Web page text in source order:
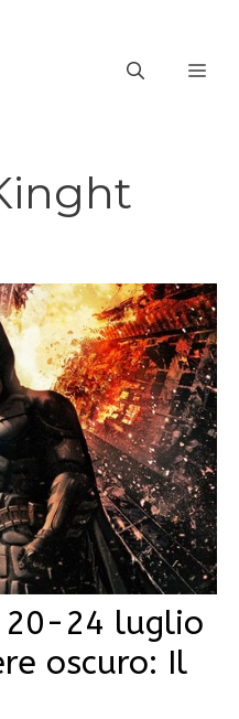
20-24 luglio
oscuro: Il